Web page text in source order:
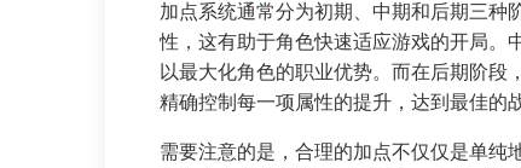
加点系统通常分为初期、中期和后期三种
性，这有助于角色快速适应游戏的开局。
以最大化角色的职业优势。而在后期阶段
精确控制每一项属性的提升，达到最佳的
需要注意的是，合理的加点不仅仅是单